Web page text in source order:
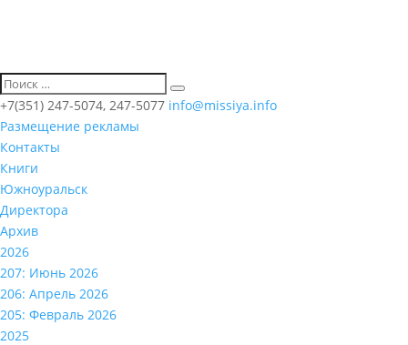
+7(351) 247-5074, 247-5077 info@missiya.info
Размещение рекламы
Контакты
Книги
Южноуральск
Директора
Архив
2026
207: Июнь 2026
206: Апрель 2026
205: Февраль 2026
2025